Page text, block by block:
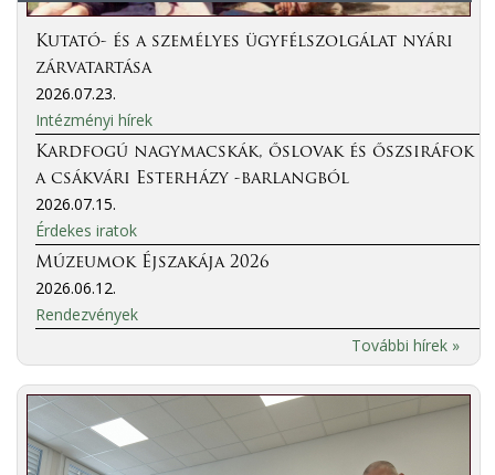
Kutató- és a személyes ügyfélszolgálat nyári
zárvatartása
2026.07.23.
Intézményi hírek
Kardfogú nagymacskák, őslovak és őszsiráfok
a csákvári Esterházy -barlangból
2026.07.15.
Érdekes iratok
Múzeumok Éjszakája 2026
2026.06.12.
Rendezvények
További hírek »